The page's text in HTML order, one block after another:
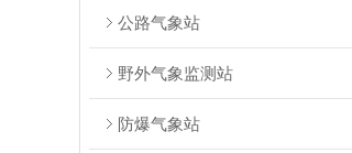
公路气象站
野外气象监测站
防爆气象站